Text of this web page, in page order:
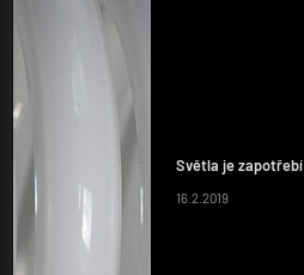
Světla je zapotřebí
16.2.2019